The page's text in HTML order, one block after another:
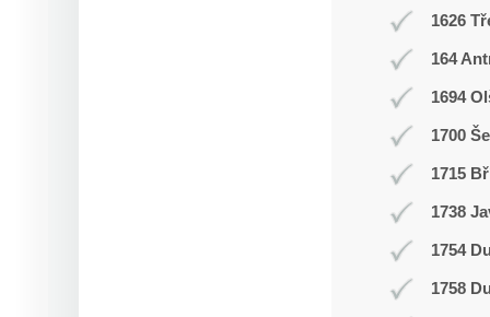
1626
164
1694
1700
1715
1738
1754
1758